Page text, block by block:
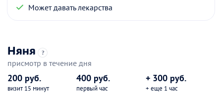
Может давать лекарства
Няня ?
присмотр в течение дня
200 руб.
визит 15 минут
400 руб.
первый час
+ 300 руб.
+ еще 1 час